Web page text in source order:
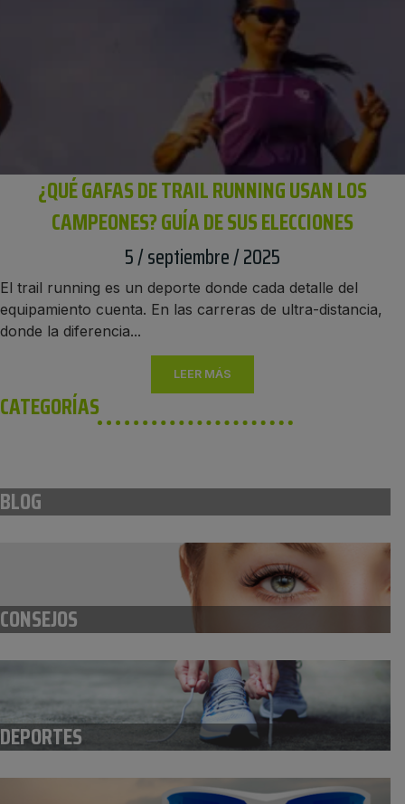
¿QUÉ GAFAS DE TRAIL RUNNING USAN LOS
CAMPEONES? GUÍA DE SUS ELECCIONES
5 / septiembre / 2025
El trail running es un deporte donde cada detalle del
equipamiento cuenta. En las carreras de ultra-distancia,
donde la diferencia...
LEER MÁS
CATEGORÍAS
BLOG
CONSEJOS
DEPORTES